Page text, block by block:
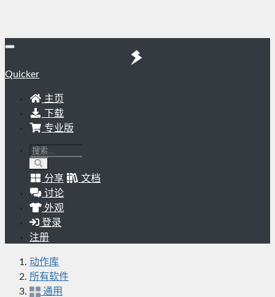
Quicker
主页
下载
专业版
分享
文档
讨论
外观
登录
注册
动作库
所有软件
通用